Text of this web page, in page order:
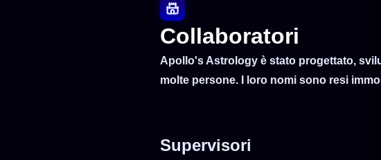
Collaboratori
Apollo's Astrology è stato progettato,
molte persone. I loro nomi sono resi
Supervisori